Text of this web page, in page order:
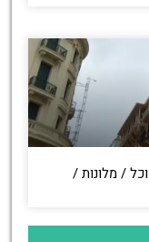
/ מלונות /